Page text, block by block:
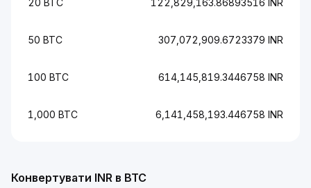
20 BTC 122,829,163.86893516 INR
50 BTC 307,072,909.6723379 INR
100 BTC 614,145,819.3446758 INR
1,000 BTC 6,141,458,193.446758 INR
Конвертувати INR в BTC